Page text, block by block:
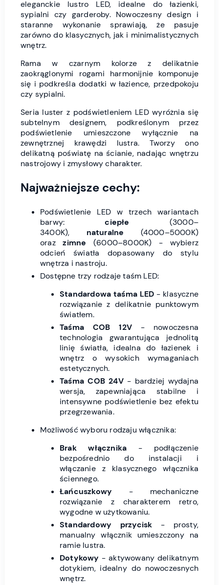
eleganckie lustro LED, idealne do łazienki,
sypialni czy garderoby. Nowoczesny design i
staranne wykonanie sprawiają, że pasuje
zarówno do klasycznych, jak i minimalistycznych
wnętrz.
Rama w czarnym kolorze z delikatnie
zaokrąglonymi rogami harmonijnie komponuje
się i podkreśla dodatki w łazience, przedpokoju
czy sypialni.
Seria luster z podświetleniem LED wyróżnia się
subtelnym designem, podkreślonym przez
podświetlenie umieszczone wyłącznie na
zewnętrznej krawędzi lustra. Tworzy ono
delikatną poświatę na ścianie, nadając wnętrzu
nastrojowy i zmysłowy charakter.
Najważniejsze cechy:
Podświetlenie LED w trzech wariantach
barwy:ciepłe (3000–
3400K), naturalne (4000–5000K)
orazzimne (6000–8000K) - wybierz
odcień światła dopasowany do stylu
wnętrza i nastroju.
Dostępne trzy rodzaje taśm LED:
Standardowa taśma LED - klasyczne
rozwiązanie z delikatnie punktowym
światłem.
Taśma COB 12V - nowoczesna
technologia gwarantująca jednolitą
linię światła, idealna do łazienek i
wnętrz o wysokich wymaganiach
estetycznych.
Taśma COB 24V- bardziej wydajna
wersja, zapewniająca stabilne i
intensywne podświetlenie bez efektu
przegrzewania.
Możliwość wyboru rodzaju włącznika:
Brak włącznika - podłączenie
bezpośrednio do instalacji i
włączanie z klasycznego włącznika
ściennego.
Łańcuszkowy - mechaniczne
rozwiązanie z charakterem retro,
wygodne w użytkowaniu.
Standardowy przycisk - prosty,
manualny włącznik umieszczony na
ramie lustra.
Dotykowy - aktywowany delikatnym
dotykiem, idealny do nowoczesnych
wnętrz.